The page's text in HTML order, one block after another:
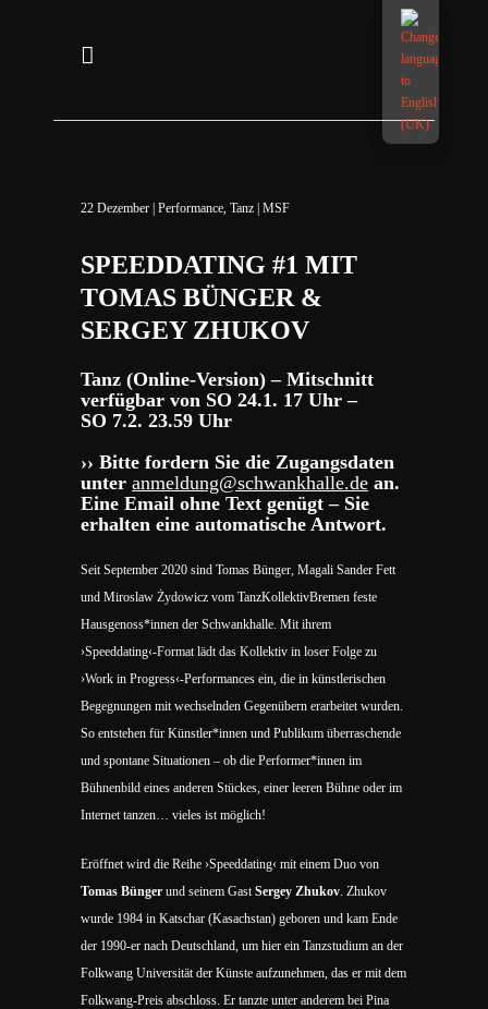
22 Dezember Performance, Tanz MSF
SPEEDDATING #1 MIT
TOMAS BÜNGER &
SERGEY ZHUKOV
Tanz (Online-Version) – Mitschnitt
verfügbar von SO 24.1. 17 Uhr –
SO 7.2. 23.59 Uhr
›› Bitte fordern Sie die Zugangsdaten
unter anmeldung@schwankhalle.de an.
Eine Email ohne Text genügt – Sie
erhalten eine automatische Antwort.
Seit September 2020 sind Tomas Bünger, Magali Sander Fett
und Miroslaw Żydowicz vom TanzKollektivBremen feste
Hausgenoss*innen der Schwankhalle. Mit ihrem
›Speeddating‹-Format lädt das Kollektiv in loser Folge zu
›Work in Progress‹-Performances ein, die in künstlerischen
Begegnungen mit wechselnden Gegenübern erarbeitet wurden.
So entstehen für Künstler*innen und Publikum überraschende
und spontane Situationen – ob die Performer*innen im
Bühnenbild eines anderen Stückes, einer leeren Bühne oder im
Internet tanzen… vieles ist möglich!
Eröffnet wird die Reihe ›Speeddating‹ mit einem Duo von
Tomas Bünger und seinem GastSergey Zhukov. Zhukov
wurde 1984 in Katschar (Kasachstan) geboren und kam Ende
der 1990-er nach Deutschland, um hier ein Tanzstudium an der
Folkwang Universität der Künste aufzunehmen, das er mit dem
Folkwang-Preis abschloss. Er tanzte unter anderem bei Pina